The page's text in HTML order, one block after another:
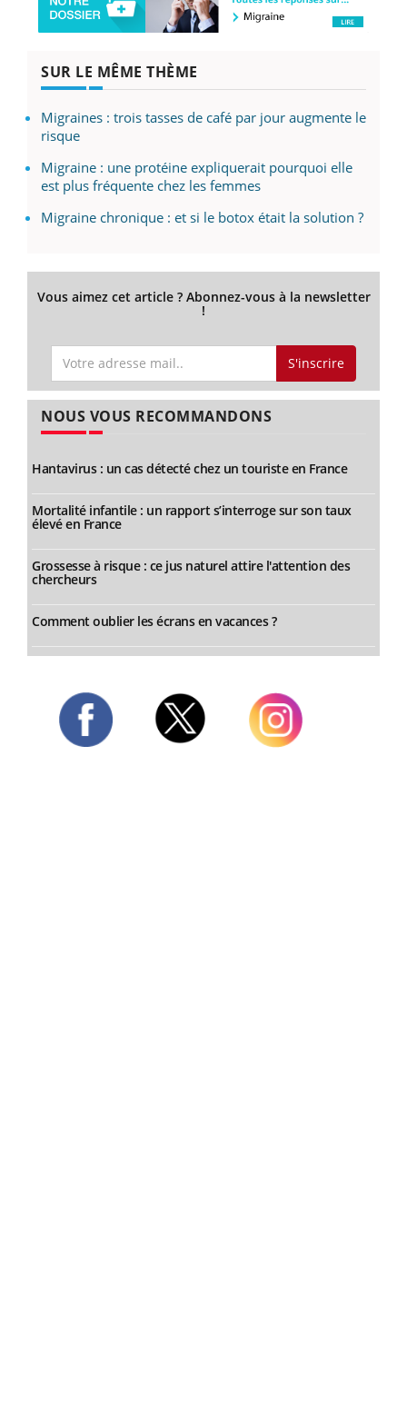
SUR LE MÊME THÈME
Migraines : trois tasses de café par jour augmente le
risque
Migraine : une protéine expliquerait pourquoi elle
est plus fréquente chez les femmes
Migraine chronique : et si le botox était la solution ?
Vous aimez cet article ? Abonnez-vous à la newsletter
!
S'inscrire
NOUS VOUS RECOMMANDONS
Hantavirus : un cas détecté chez un touriste en France
Mortalité infantile : un rapport s’interroge sur son taux
élevé en France
Grossesse à risque : ce jus naturel attire l'attention des
chercheurs
Comment oublier les écrans en vacances ?